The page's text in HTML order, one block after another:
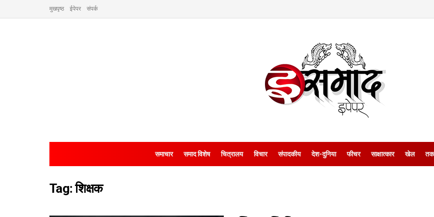
मुखपृष्ठ ईपेपर संपर्क
समाचार समाद विशेष चित्रालय विचार संपादकीय देश-दुनिया फीचर साक्षात्‍कार खेल
Tag:शिक्षक